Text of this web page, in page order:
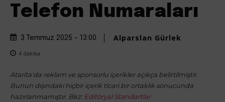
Telefon Numaraları
3 Temmuz 2025 - 13:00 Alparslan Gürlek
4 dakika
Atarita'da reklam ve sponsorlu içerikler açıkça belirtilmiştir.
Bunun dışındaki hiçbir içerik ticari bir ortaklık sonucunda
hazırlanmamıştır. Bkz: Editöryal Standartlar